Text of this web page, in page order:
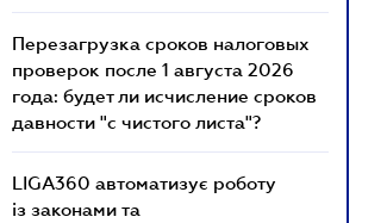
Перезагрузка сроков налоговых
проверок после 1 августа 2026
года: будет ли исчисление сроков
давности "с чистого листа"?
LIGA360 автоматизує роботу
із законами та